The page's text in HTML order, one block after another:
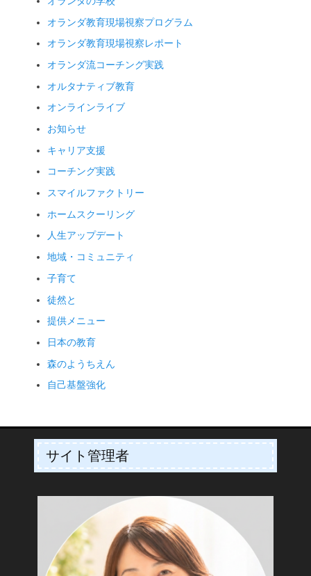
オランダ教育現場視察プログラム
オランダ教育現場視察レポート
オランダ流コーチング実践
オルタナティブ教育
オンラインライブ
お知らせ
キャリア支援
コーチング実践
スマイルファクトリー
ホームスクーリング
人生アップデート
地域・コミュニティ
子育て
徒然と
提供メニュー
日本の教育
森のようちえん
自己基盤強化
サイト管理者